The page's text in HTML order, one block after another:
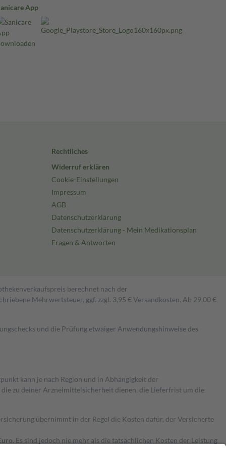
App
Rechtliches
Widerruf erklären
Cookie-Einstellungen
Impressum
AGB
Datenschutzerklärung
Datenschutzerklärung - Mein Medikationsplan
Fragen & Antworten
berechnet nach der
Mehrwertsteuer, ggf. zzgl. 3,95 € Versandkosten. Ab 29,00 €
und die Prüfung etwaiger Anwendungshinweise des
kann je nach Region und in Abhängigkeit der
zu deiner Arzneimittelsicherheit dienen, die Lieferfrist um die
übernimmt in der Regel die Kosten dafür, der Versicherte
Es sind jedoch nie mehr als die tatsächlichen Kosten der Leistung